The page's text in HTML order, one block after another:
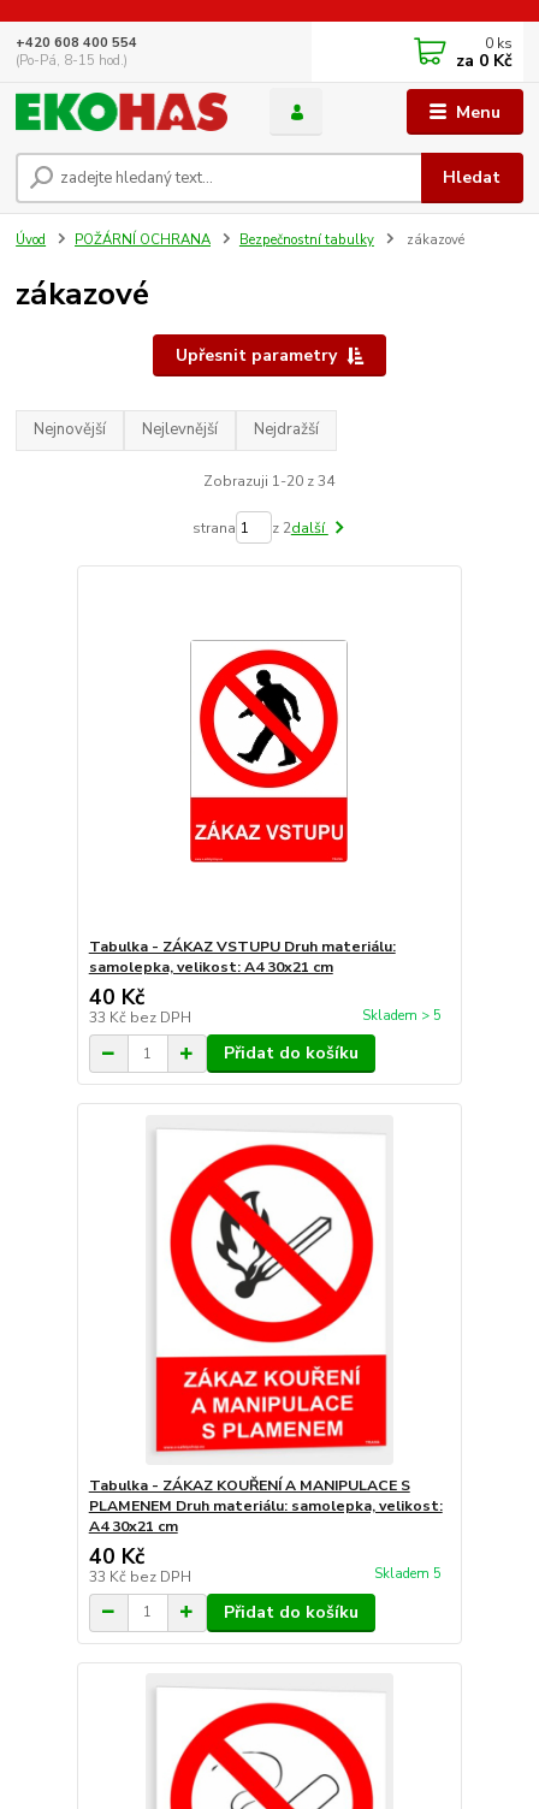
Menu
Hledat
+420 608 400 554
(Po-Pá, 8-15 hod.)
0 ks
za 0 Kč
Úvod POŽÁRNÍ OCHRANA Bezpečnostní tabulky zákazové
zákazové
Upřesnit parametry
Nejnovější Nejlevnější Nejdražší
Zobrazuji 1-20 z 34
strana z 2další
Tabulka - ZÁKAZ VSTUPU Druh materiálu:
samolepka, velikost: A4 30x21 cm
40 Kč
33 Kč bez DPH Skladem > 5
Přidat do košíku
Tabulka - ZÁKAZ KOUŘENÍ A MANIPULACE S
PLAMENEM Druh materiálu: samolepka, velikost:
A4 30x21 cm
40 Kč
33 Kč bez DPH Skladem 5
Přidat do košíku